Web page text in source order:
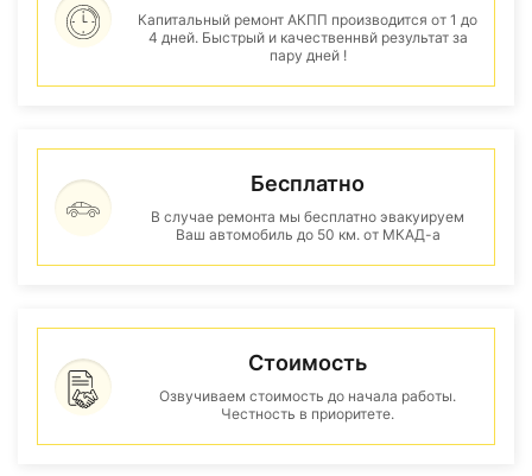
Капитальный ремонт АКПП производится от 1 до
4 дней. Быстрый и качественнвй результат за
пару дней !
Бесплатно
В случае ремонта мы бесплатно эвакуируем
Ваш автомобиль до 50 км. от МКАД-а
Стоимость
Озвучиваем стоимость до начала работы.
Честность в приоритете.